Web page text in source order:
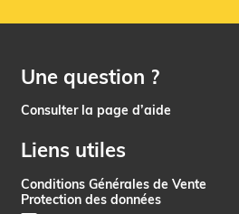
Une question ?
Consulter la page d’aide
Liens utiles
Conditions Générales de Vente
Protection des données